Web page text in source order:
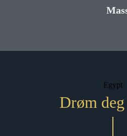
Egypt
Drøm